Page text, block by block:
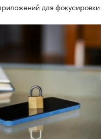
для фокусировки